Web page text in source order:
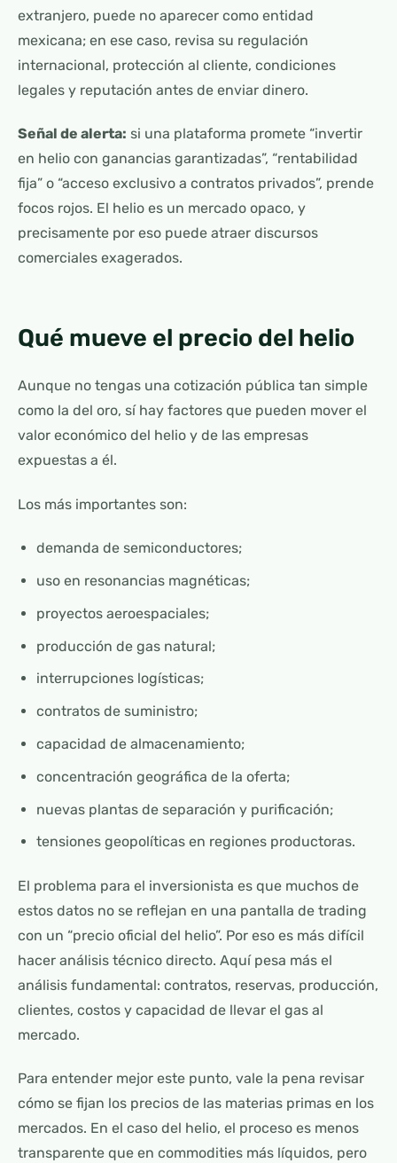
extranjero, puede no aparecer como entidad
mexicana; en ese caso, revisa su regulación
internacional, protección al cliente, condiciones
legales y reputación antes de enviar dinero.
Señal de alerta: si una plataforma promete “invertir
en helio con ganancias garantizadas”, “rentabilidad
fija” o “acceso exclusivo a contratos privados”, prende
focos rojos. El helio es un mercado opaco, y
precisamente por eso puede atraer discursos
comerciales exagerados.
Qué mueve el precio del helio
Aunque no tengas una cotización pública tan simple
como la del oro, sí hay factores que pueden mover el
valor económico del helio y de las empresas
expuestas a él.
Los más importantes son:
demanda de semiconductores;
uso en resonancias magnéticas;
proyectos aeroespaciales;
producción de gas natural;
interrupciones logísticas;
contratos de suministro;
capacidad de almacenamiento;
concentración geográfica de la oferta;
nuevas plantas de separación y purificación;
tensiones geopolíticas en regiones productoras.
El problema para el inversionista es que muchos de
estos datos no se reflejan en una pantalla de trading
con un “precio oficial del helio”. Por eso es más difícil
hacer análisis técnico directo. Aquí pesa más el
análisis fundamental: contratos, reservas, producción,
clientes, costos y capacidad de llevar el gas al
mercado.
Para entender mejor este punto, vale la pena revisar
cómo se fijan los precios de las materias primas en los
mercados. En el caso del helio, el proceso es menos
transparente que en commodities más líquidos, pero